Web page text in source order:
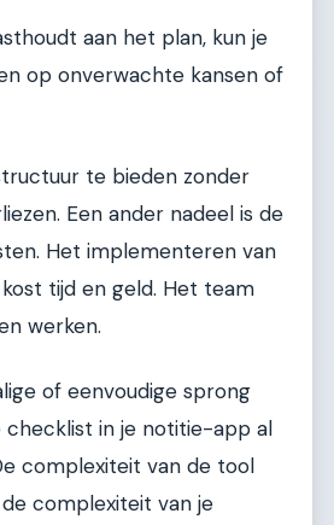
aan het plan, kun je
op onverwachte kansen of
te bieden zonder
Een ander nadeel is de
Het implementeren van
tijd en geld. Het team
werken.
of eenvoudige sprong
checklist in je notitie-app al
complexiteit van de tool
complexiteit van je